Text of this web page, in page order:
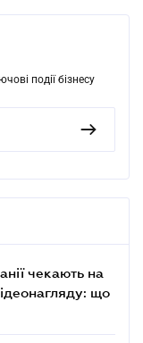
події бізнесу
чекають на
що